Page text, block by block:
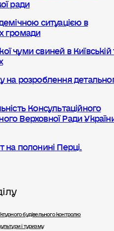
ситуацією в
громади
чуми свиней в Київській
на розроблення
Консультаційного
Верховної Ради
полонині Перці.
будівельного контролю
і туризму